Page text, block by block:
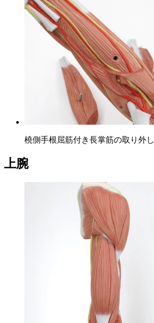
橈側手根屈筋付き長掌筋の取り外し
上腕